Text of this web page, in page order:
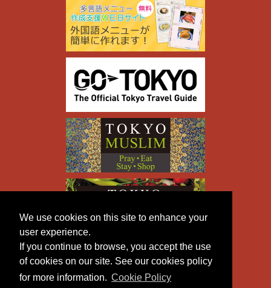
We use cookies on this site to enhance your
user experience.
If you continue to browse, you accept the use
of cookies on our site. See our cookies policy
for more information. Cookie Policy